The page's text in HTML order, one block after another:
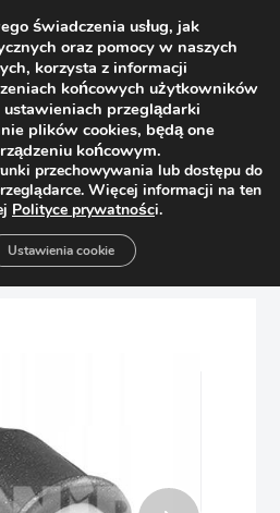
Allegro
Blum 993.706 10 szt.
świadczenia usług, jak
oraz pomocy w naszych
korzysta z informacji
końcowych użytkowników
przeglądarki
plików cookies, będą one
końcowym.
przechowywania lub dostępu do
Więcej informacji na ten
Polityce prywatności.
Ustawienia cookie